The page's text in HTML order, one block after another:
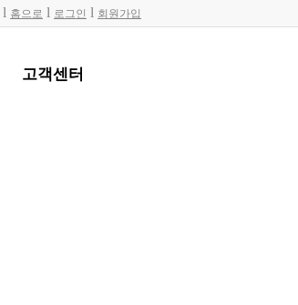
l 홈으로 l 로그인 l 회원가입
고객센터